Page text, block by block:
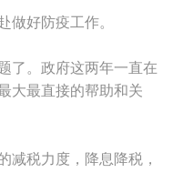
做好防疫工作。
了。政府这两年一直在
大最直接的帮助和关
减税力度，降息降税，